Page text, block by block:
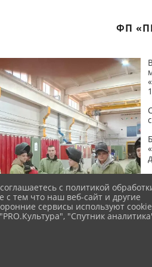
ФП
с политикой
с тем что наш веб-сайт и другие
сервисы используют
"Спутник